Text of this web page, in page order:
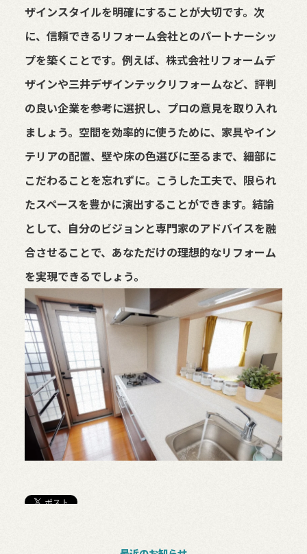
ザインスタイルを明確にすることが大切です。次
に、信頼できるリフォーム会社とのパートナーシッ
プを築くことです。例えば、株式会社リフォームデ
ザインや三井デザインテックリフォームなど、評判
の良い企業を参考に選択し、プロの意見を取り入れ
ましょう。空間を効率的に使うために、家具やイン
テリアの配置、壁や床の色選びに至るまで、細部に
こだわることを忘れずに。こうした工夫で、限られ
たスペースを豊かに演出することができます。結論
として、自分のビジョンと専門家のアドバイスを融
合させることで、あなただけの理想的なリフォーム
を実現できるでしょう。